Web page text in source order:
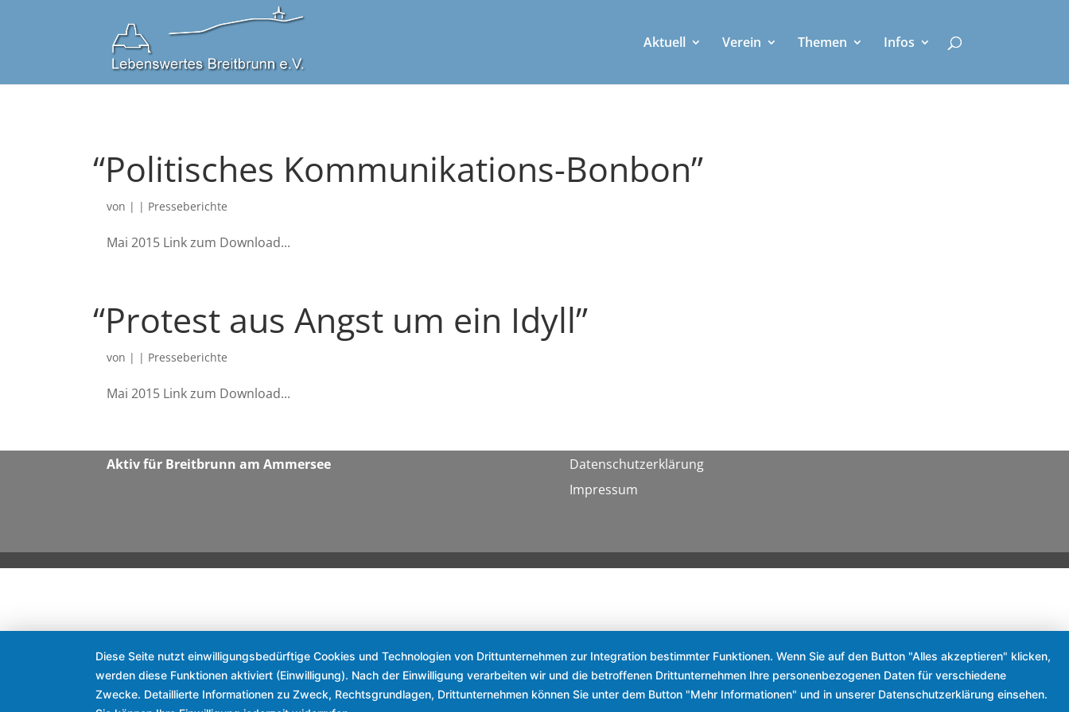
Aktuell Verein Themen Infos
“Politisches Kommunikations-Bonbon”
von | | Presseberichte
Mai 2015 Link zum Down­load...
“Protest aus Angst um ein Idyll”
von | | Presseberichte
Mai 2015 Link zum Down­load...
Aktiv für Breit­brunn am Ammersee
Datenschutzerklärung
Impressum
Diese Seite nutzt einwilligungsbedürftige Cookies und Technologien von Drittunternehmen zur Integration bestimmter Funktionen. Wenn Sie auf den Button "Alles akzeptieren" klicken,
werden diese Funktionen aktiviert (Einwilligung). Nach der Einwilligung verarbeiten wir und die betroffenen Drittunternehmen Ihre personenbezogenen Daten für verschiedene
Zwecke. Detaillierte Informationen zu Zweck, Rechtsgrundlagen, Drittunternehmen können Sie unter dem Button "Mehr Informationen" und in unserer Datenschutzerklärung einsehen.